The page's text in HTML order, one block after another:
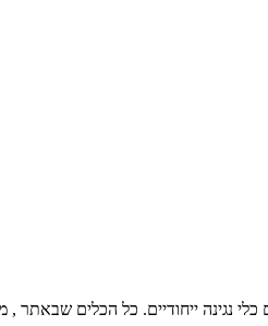
כלי נגינה ייחודיים. כל הכלים שבאתר